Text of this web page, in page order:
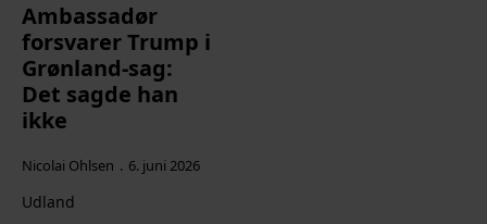
Ambassadør
forsvarer Trump i
Grønland-sag:
Det sagde han
ikke
Nicolai Ohlsen 6. juni 2026
Udland